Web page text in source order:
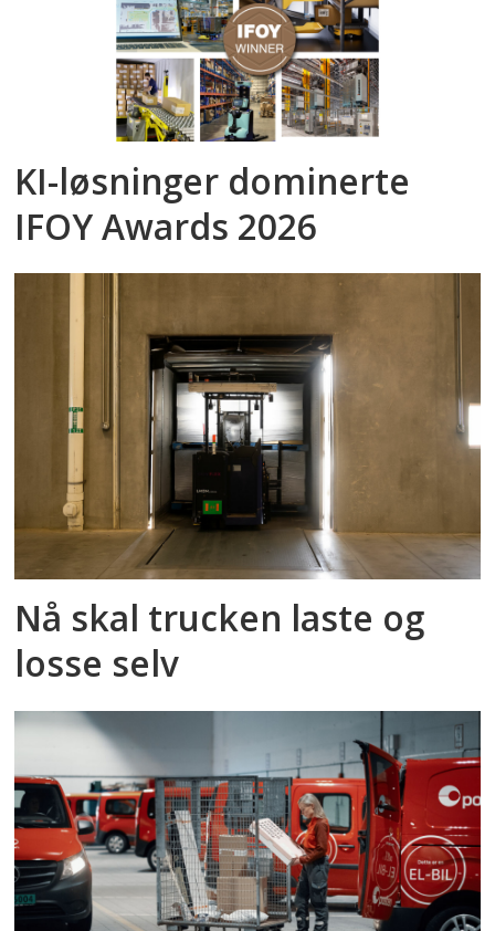
KI-løsninger dominerte
IFOY Awards 2026
Nå skal trucken laste og
losse selv